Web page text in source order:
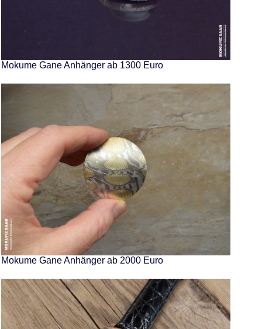
Mokume Gane Anhänger ab 1300 Euro
Mokume Gane Anhänger ab 2000 Euro